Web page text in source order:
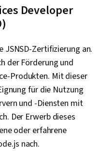
Verwaltung des
Software-
(Software),
Skalierbarkeit,
Architektur, Microservices,
Cloud-Sicherheit,
Cloud-
Cloud-
Cloud-Technik,
Developer
JSNSD-Zertifizierung an.
der Förderung und
Produkten. Mit dieser
für die Nutzung
und -Diensten mit
Der Erwerb dieses
oder erfahrene
nach.